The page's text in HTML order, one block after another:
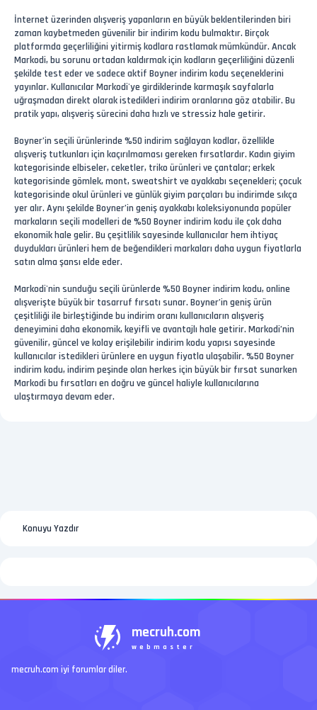
İnternet üzerinden alışveriş yapanların en büyük beklentilerinden biri
zaman kaybetmeden güvenilir bir indirim kodu bulmaktır. Birçok
platformda geçerliliğini yitirmiş kodlara rastlamak mümkündür. Ancak
Markodi, bu sorunu ortadan kaldırmak için kodların geçerliliğini düzenli
şekilde test eder ve sadece aktif Boyner indirim kodu seçeneklerini
yayınlar. Kullanıcılar Markodi'ye girdiklerinde karmaşık sayfalarla
uğraşmadan direkt olarak istedikleri indirim oranlarına göz atabilir. Bu
pratik yapı, alışveriş sürecini daha hızlı ve stressiz hale getirir.
Boyner’in seçili ürünlerinde %50 indirim sağlayan kodlar, özellikle
alışveriş tutkunları için kaçırılmaması gereken fırsatlardır. Kadın giyim
kategorisinde elbiseler, ceketler, triko ürünleri ve çantalar; erkek
kategorisinde gömlek, mont, sweatshirt ve ayakkabı seçenekleri; çocuk
kategorisinde okul ürünleri ve günlük giyim parçaları bu indirimde sıkça
yer alır. Aynı şekilde Boyner’in geniş ayakkabı koleksiyonunda popüler
markaların seçili modelleri de %50 Boyner indirim kodu ile çok daha
ekonomik hale gelir. Bu çeşitlilik sayesinde kullanıcılar hem ihtiyaç
duydukları ürünleri hem de beğendikleri markaları daha uygun fiyatlarla
satın alma şansı elde eder.
Markodi'nin sunduğu seçili ürünlerde %50 Boyner indirim kodu, online
alışverişte büyük bir tasarruf fırsatı sunar. Boyner’in geniş ürün
çeşitliliği ile birleştiğinde bu indirim oranı kullanıcıların alışveriş
deneyimini daha ekonomik, keyifli ve avantajlı hale getirir. Markodi’nin
güvenilir, güncel ve kolay erişilebilir indirim kodu yapısı sayesinde
kullanıcılar istedikleri ürünlere en uygun fiyatla ulaşabilir. %50 Boyner
indirim kodu, indirim peşinde olan herkes için büyük bir fırsat sunarken
Markodi bu fırsatları en doğru ve güncel haliyle kullanıcılarına
ulaştırmaya devam eder.
Konuyu Yazdır
mecruh.com
webmaster
mecruh.com iyi forumlar diler.